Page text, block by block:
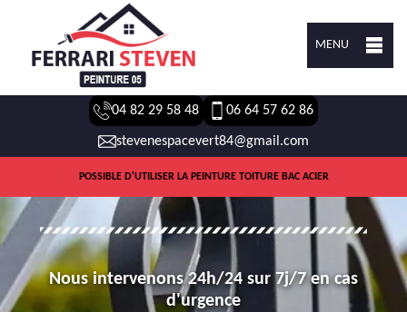
MENU
04 82 29 58 48 06 64 57 62 86
stevenespacevert84@gmail.com
POSSIBLE D'UTILISER LA PEINTURE TOITURE BAC ACIER
Nous intervenons 24h/24 sur 7j/7 en cas
d'urgence